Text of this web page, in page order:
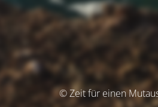
© Zeit für einen